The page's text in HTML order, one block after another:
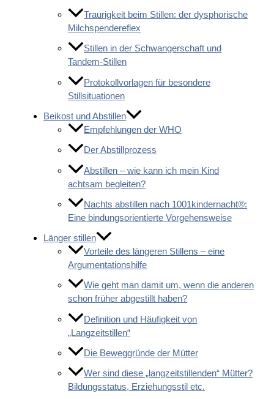
Traurigkeit beim Stillen: der dysphorische
Milchspendereflex
Stillen in der Schwangerschaft und
Tandem-Stillen
Protokollvorlagen für besondere
Stillsituationen
Beikost und Abstillen
Empfehlungen der WHO
Der Abstillprozess
Abstillen – wie kann ich mein Kind
achtsam begleiten?
Nachts abstillen nach 1001kindernacht®:
Eine bindungsorientierte Vorgehensweise
Länger stillen
Vorteile des längeren Stillens – eine
Argumentationshilfe
Wie geht man damit um, wenn die anderen
schon früher abgestillt haben?
Definition und Häufigkeit von
„Langzeitstillen“
Die Beweggründe der Mütter
Wer sind diese „langzeitstillenden“ Mütter?
Bildungsstatus, Erziehungsstil etc.